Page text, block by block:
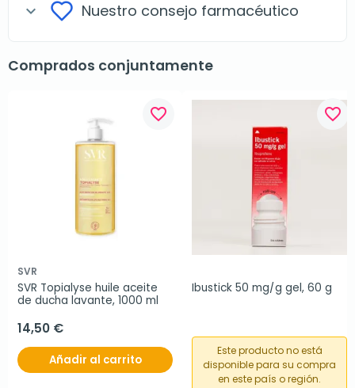
expand_more Nuestro consejo farmacéutico
Comprados conjuntamente
favorite_border
SVR
SVR Topialyse huile aceite
de ducha lavante, 1000 ml
14,50 €
Añadir al carrito
favorite_border
Ibustick 50 mg/g gel, 60 g
Este producto no está
disponible para su compra
en este país o región.